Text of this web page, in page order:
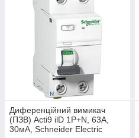
Диференційний вимикач
(ПЗВ) Acti9 ilD 1P+N, 63А,
30мА, Schneider Electric